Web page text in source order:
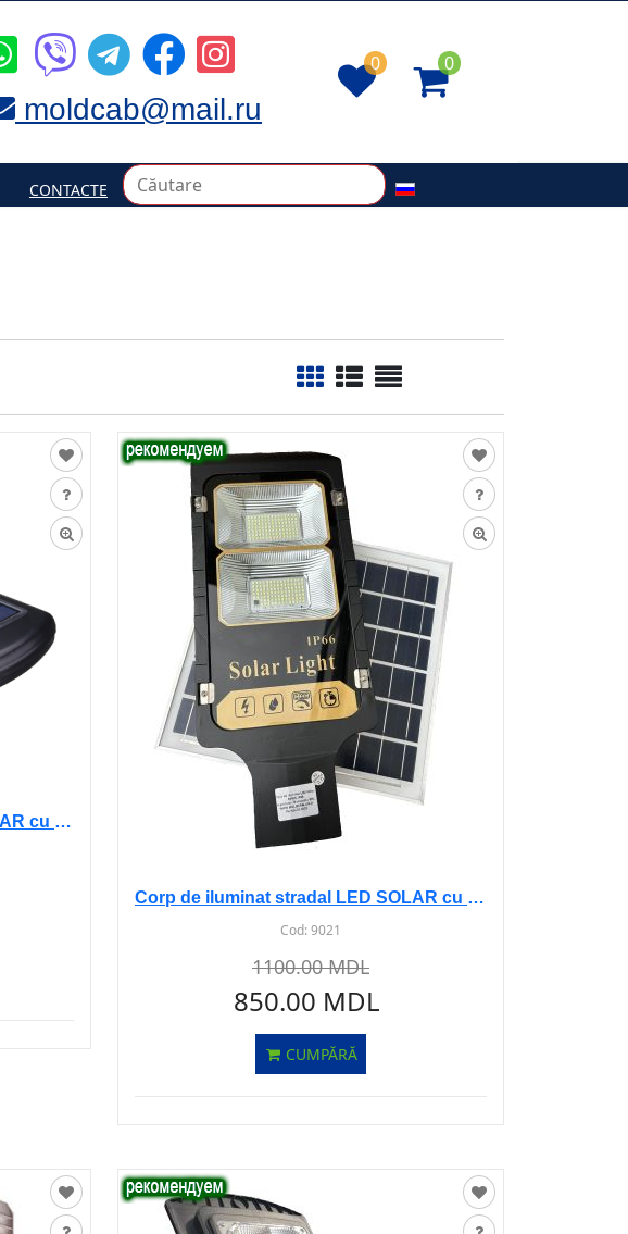
moldcab@mail.ru
0 0
CONTACTE
Corp de iluminat stradal LED SOLAR cu senz 60W 6500K AS--530
Corp de iluminat stradal LED SOLAR cu senz 100W 6500K
Cod:9021
1100.00 MDL
850.00 MDL
CUMPĂRĂ